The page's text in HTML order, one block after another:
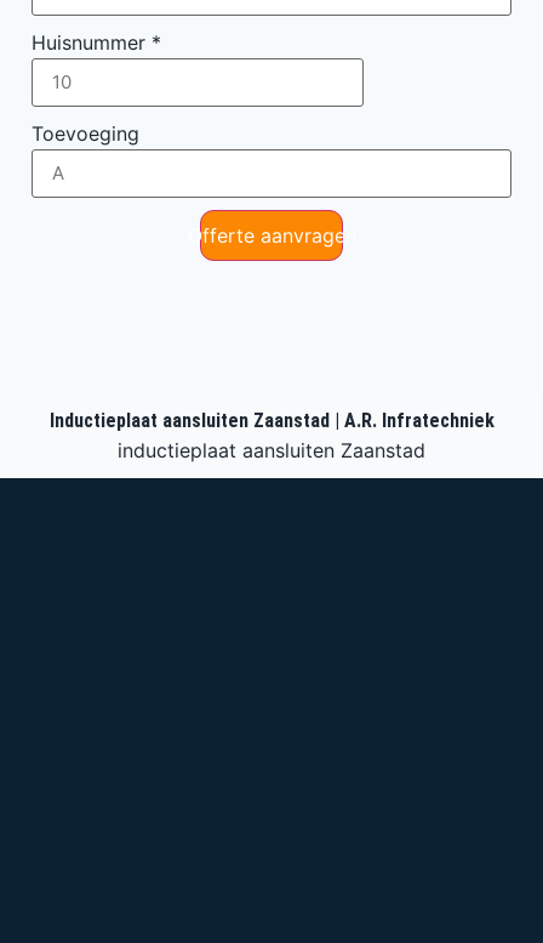
Huisnummer *
Toevoeging
Offerte aanvragen
Inductieplaat aansluiten Zaanstad | A.R. Infratechniek
inductieplaat aansluiten Zaanstad